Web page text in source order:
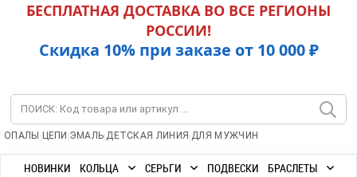
БЕСПЛАТНАЯ ДОСТАВКА ВО ВСЕ РЕГИОНЫ
РОССИИ!
Скидка 10% при заказе от 10 000 ₽
ОПАЛЫ | ЦЕПИ |ЭМАЛЬ|ДЕТСКАЯ ЛИНИЯ |ДЛЯ МУЖЧИН
НОВИНКИ КОЛЬЦА СЕРЬГИ ПОДВЕСКИ
БРАСЛЕТЫ